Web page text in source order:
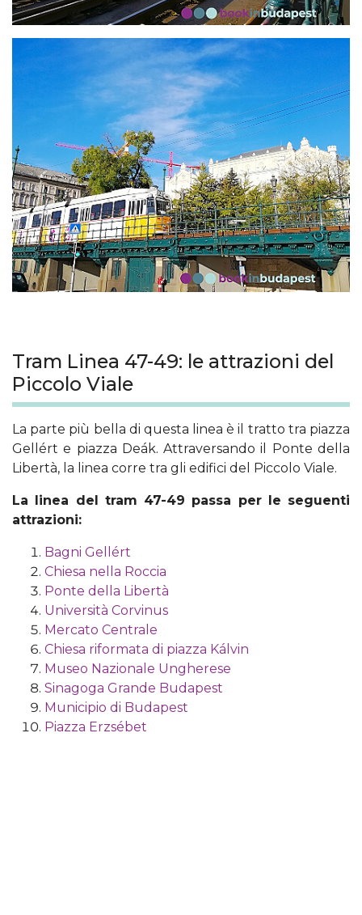
Tram Linea 47-49: le attrazioni del
Piccolo Viale
La parte più bella di questa linea è il tratto tra piazza
Gellért e piazza Deák. Attraversando il Ponte della
Libertà, la linea corre tra gli edifici del Piccolo Viale.
La linea del tram 47-49 passa per le seguenti
attrazioni:
Bagni Gellért
Chiesa nella Roccia
Ponte della Libertà
Università Corvinus
Mercato Centrale
Chiesa riformata di piazza Kálvin
Museo Nazionale Ungherese
Sinagoga Grande Budapest
Municipio di Budapest
Piazza Erzsébet